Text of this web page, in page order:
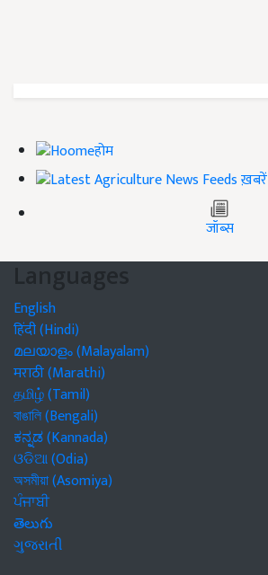
होम
ख़बरें
जॉब्स
Languages
English
हिंदी (Hindi)
മലയാളം (Malayalam)
मराठी (Marathi)
தமிழ் (Tamil)
বাঙালি (Bengali)
ಕನ್ನಡ (Kannada)
ଓଡିଆ (Odia)
অসমীয়া (Asomiya)
ਪੰਜਾਬੀ
తెలుగు
ગુજરાતી